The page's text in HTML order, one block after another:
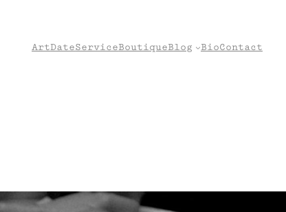
ArtDateServiceBoutiqueBlog BioContact